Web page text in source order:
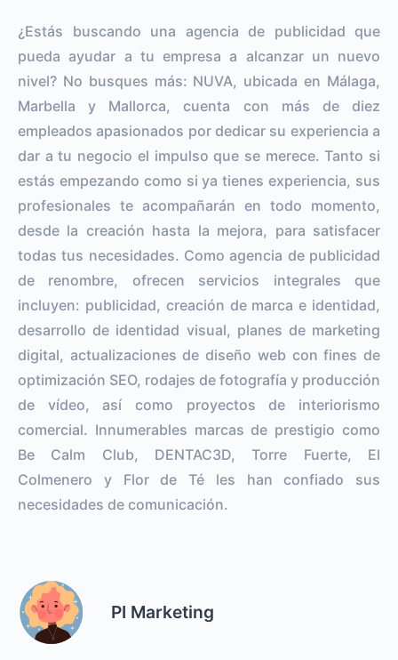
¿Estás buscando una agencia de publicidad que
pueda ayudar a tu empresa a alcanzar un nuevo
nivel? No busques más: NUVA, ubicada en Málaga,
Marbella y Mallorca, cuenta con más de diez
empleados apasionados por dedicar su experiencia a
dar a tu negocio el impulso que se merece. Tanto si
estás empezando como si ya tienes experiencia, sus
profesionales te acompañarán en todo momento,
desde la creación hasta la mejora, para satisfacer
todas tus necesidades. Como agencia de publicidad
de renombre, ofrecen servicios integrales que
incluyen: publicidad, creación de marca e identidad,
desarrollo de identidad visual, planes de marketing
digital, actualizaciones de diseño web con fines de
optimización SEO, rodajes de fotografía y producción
de vídeo, así como proyectos de interiorismo
comercial. Innumerables marcas de prestigio como
Be Calm Club, DENTAC3D, Torre Fuerte, El
Colmenero y Flor de Té les han confiado sus
necesidades de comunicación.
PI Marketing